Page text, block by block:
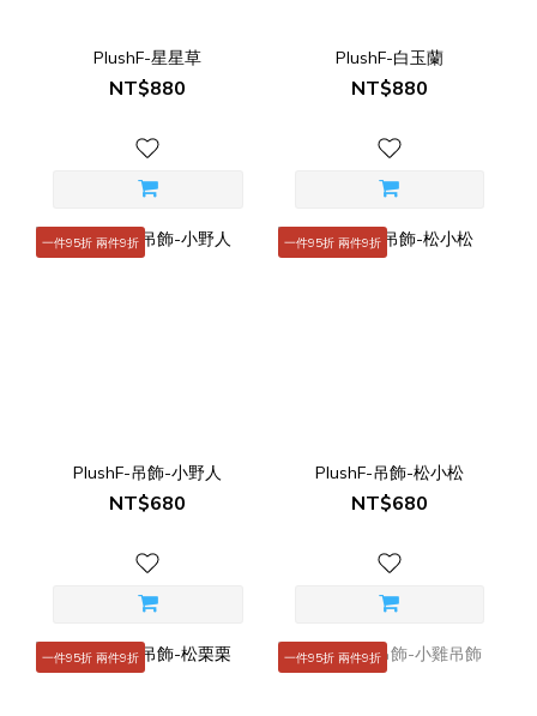
PlushF-星星草
NT$880
PlushF-白玉蘭
NT$880
一件95折 兩件9折
PlushF-吊飾-小野人
NT$680
一件95折 兩件9折
PlushF-吊飾-松小松
NT$680
一件95折 兩件9折 一件95折 兩件9折